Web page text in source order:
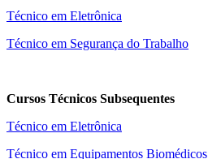
Técnico em Eletrônica
Técnico em Segurança do Trabalho
Cursos Técnicos Subsequentes
Técnico em Eletrônica
Técnico em Equipamentos Biomédicos